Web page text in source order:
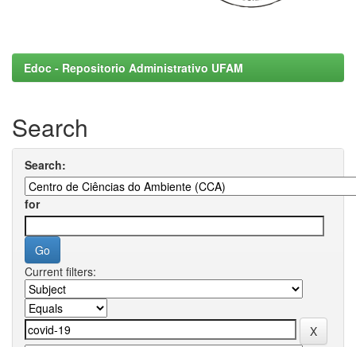
Edoc - Repositorio Administrativo UFAM
Search
Search:
for
Current filters: